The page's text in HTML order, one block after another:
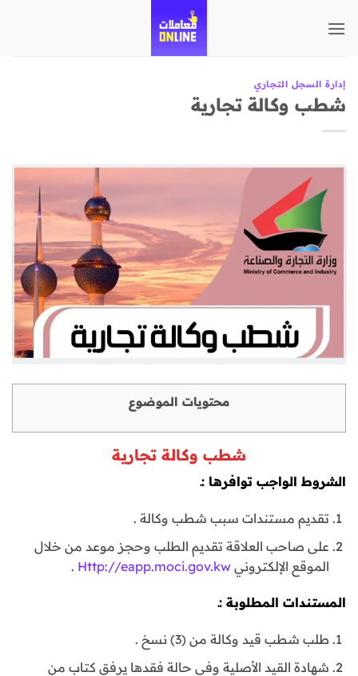
للمحتوى
إدارة السجل التجاري
شطب وكالة تجارية
محتويات الموضوع
شطب وكالة تجارية
الشروط الواجب توافرها :ـ
تقديم مستندات سبب شطب وكالة .
على صاحب العلاقة تقديم الطلب وحجز موعد من خلال
الموقع الإلكتروني Http://eapp.moci.gov.kw
.
المستندات المطلوبة :ـ
طلب شطب قيد وكالة من (3) نسخ .
شهادة القيد الأصلية وفي حالة فقدها يرفق كتاب من